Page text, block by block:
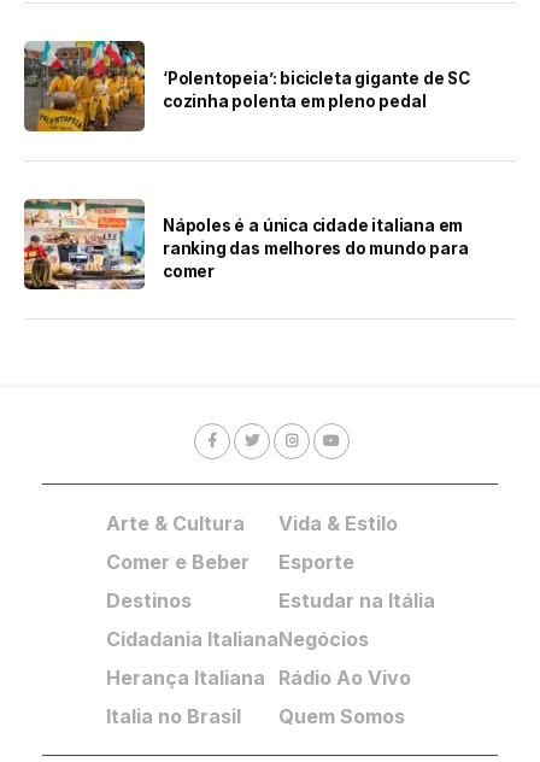
‘Polentopeia’: bicicleta gigante de SC
cozinha polenta em pleno pedal
Nápoles é a única cidade italiana em
ranking das melhores do mundo para
comer
Arte & Cultura
Comer e Beber
Destinos
Cidadania Italiana
Herança Italiana
Italia no Brasil
Vida & Estilo
Esporte
Estudar na Itália
Negócios
Rádio Ao Vivo
Quem Somos